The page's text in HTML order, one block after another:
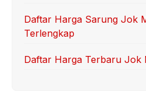
Daftar Harga Sarung Jok
Terlengkap
Daftar Harga Terbaru Jok